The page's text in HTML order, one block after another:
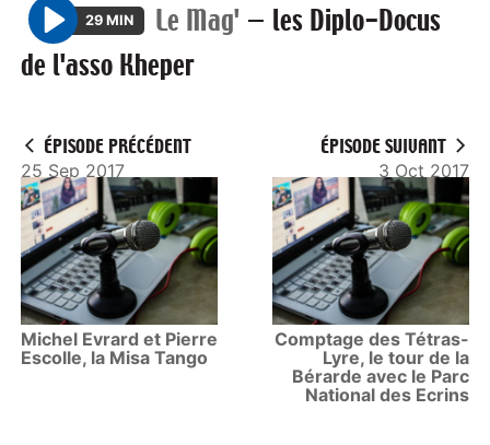
P
l
29 MIN Le Mag' — les Diplo-Docus
de l'asso Kheper
ÉPISODE PRÉCÉDENT
25 Sep 2017
Michel Evrard et Pierre
Escolle, la Misa Tango
ÉPISODE SUIVANT
3 Oct 2017
Comptage des Tétras-
Lyre, le tour de la
Bérarde avec le Parc
National des Ecrins